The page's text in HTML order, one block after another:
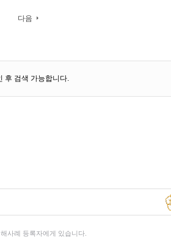
다음
후 검색 가능합니다.
사례 등록자에게 있습니다.